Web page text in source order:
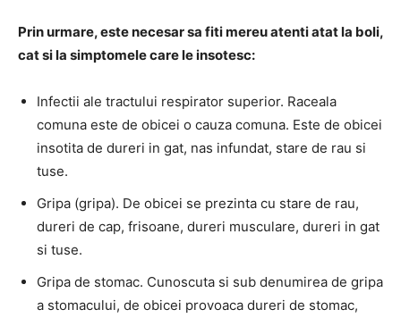
Prin urmare, este necesar sa fiti mereu atenti atat la boli,
cat si la simptomele care le insotesc:
Infectii ale tractului respirator superior. Raceala
comuna este de obicei o cauza comuna. Este de obicei
insotita de dureri in gat, nas infundat, stare de rau si
tuse.
Gripa (gripa). De obicei se prezinta cu stare de rau,
dureri de cap, frisoane, dureri musculare, dureri in gat
si tuse.
Gripa de stomac. Cunoscuta si sub denumirea de gripa
a stomacului, de obicei provoaca dureri de stomac,